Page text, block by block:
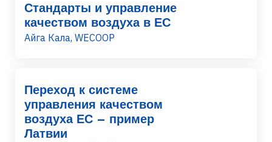
Стандарты и управление
качеством воздуха в ЕС
Айга Кала, WECOOP
Переход к системе
управления качеством
воздуха ЕС – пример
Латвии